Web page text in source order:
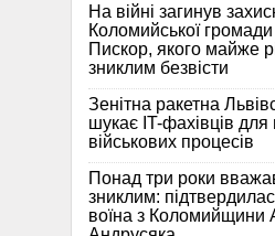
На війні загинув
Коломийської
Пискор, якого майже
зниклим безвісти
Зенітна ракетна
шукає IT-фахівців для
військових процесів
Понад три роки
зниклим:
воїна з Коломийщини